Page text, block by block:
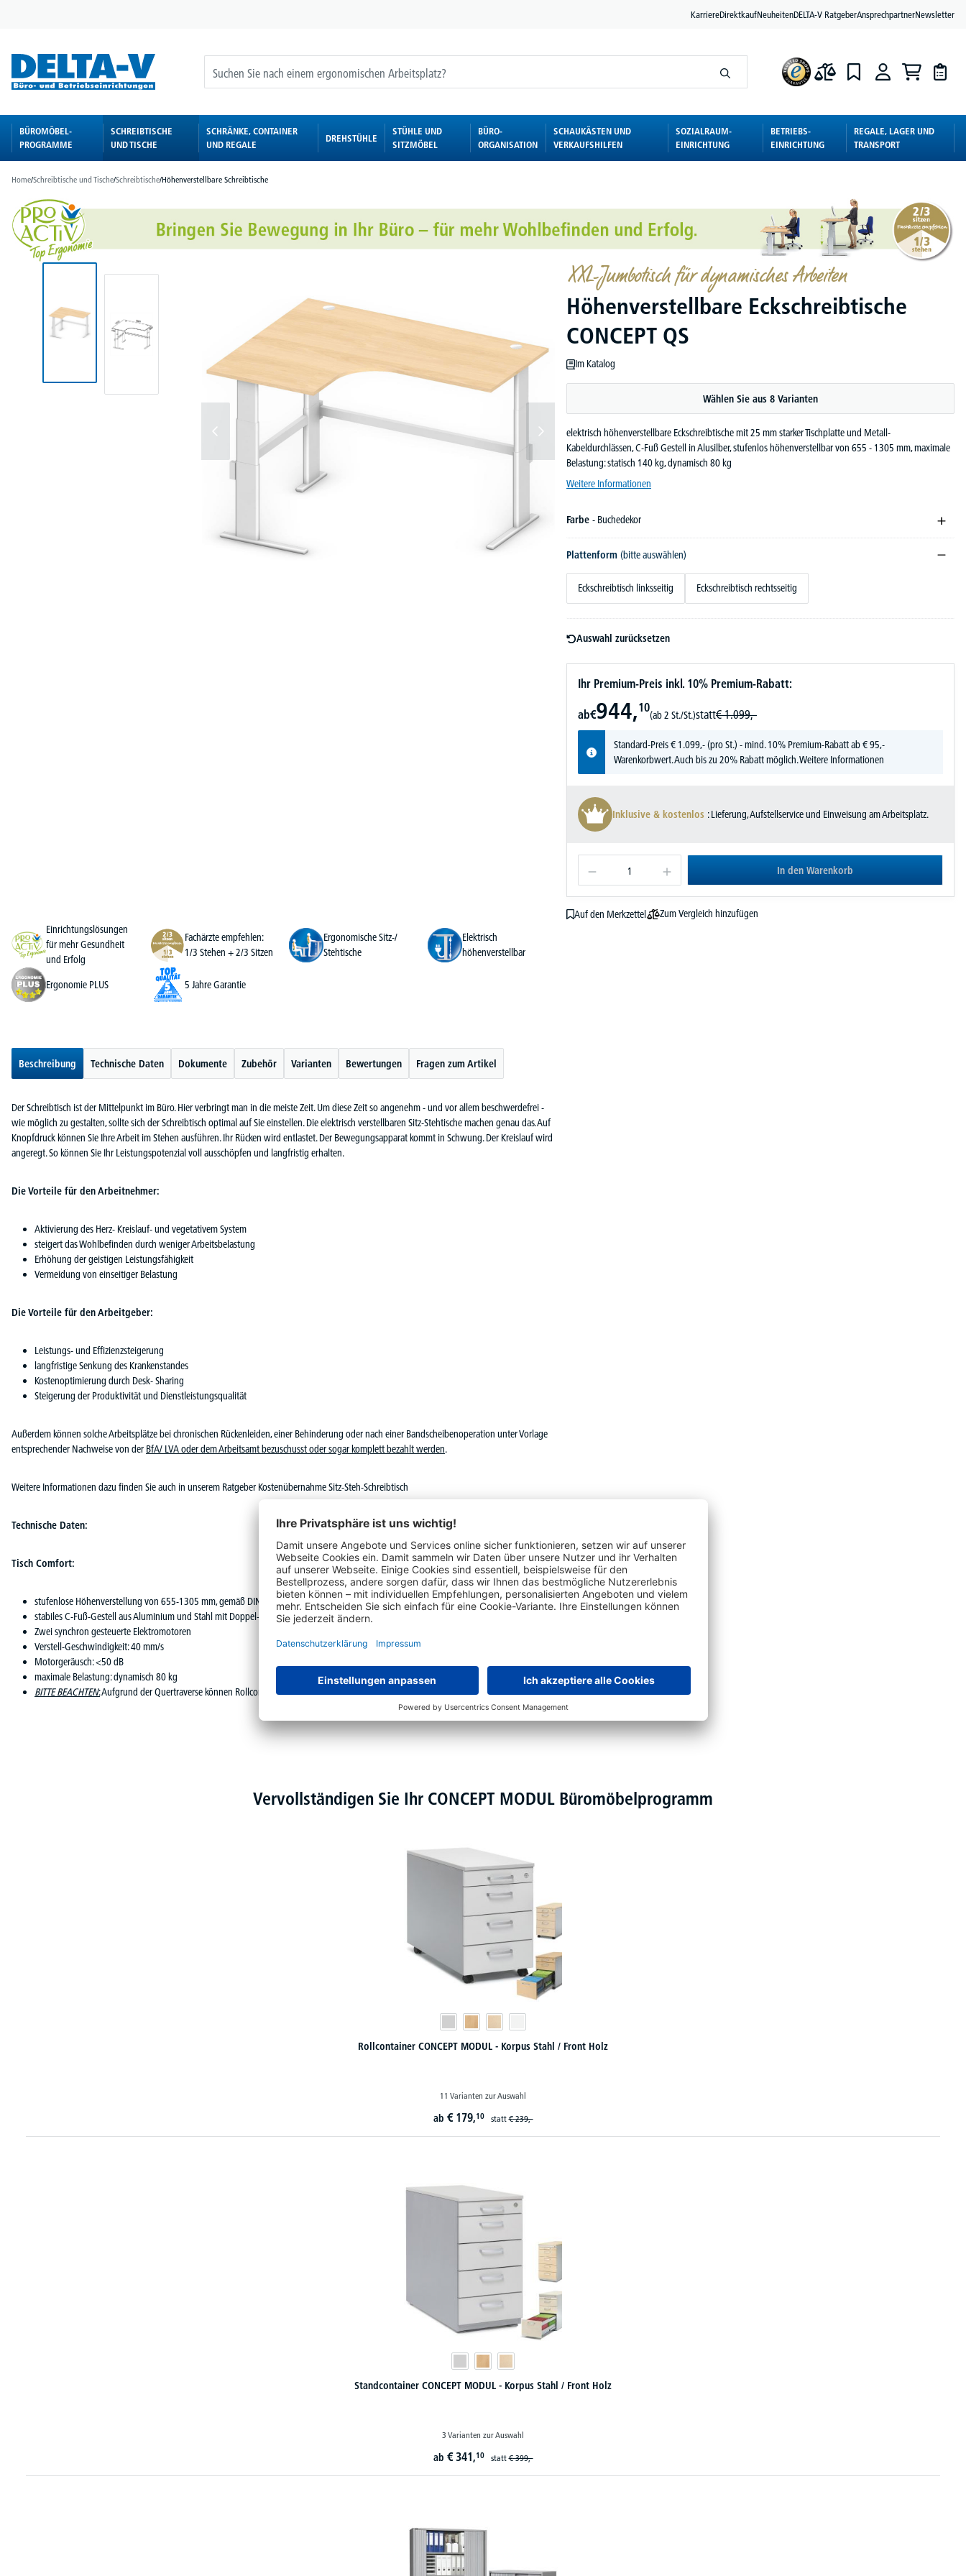
KarriereDirektkaufNeuheitenDELTA-V RatgeberAnsprechpartnerNewsletter
BÜROMÖBEL-
PROGRAMME
SCHREIBTISCHE
UND TISCHE
SCHRÄNKE, CONTAINER
UND REGALE
DREHSTÜHLE
STÜHLE UND
SITZMÖBEL
BÜRO-
ORGANISATION
SCHAUKÄSTEN UND
VERKAUFSHILFEN
SOZIALRAUM-
EINRICHTUNG
BETRIEBS-
EINRICHTUNG
REGALE, LAGER UND
TRANSPORT
Home/Schreibtische und Tische/Schreibtische/Höhenverstellbare Schreibtische
XXL-Jumbotisch für dynamisches Arbeiten
Höhenverstellbare Eckschreibtische
CONCEPT QS
Im Katalog
Wählen Sie aus 8 Varianten
elektrisch höhenverstellbare Eckschreibtische mit 25 mm starker Tischplatte und Metall-
Kabeldurchlässen, C-Fuß Gestell in Alusilber, stufenlos höhenverstellbar von 655 - 1305 mm, maximale
Belastung: statisch 140 kg, dynamisch 80 kg
Weitere Informationen
Farbe - Buchedekor
Plattenform (bitte auswählen)
Eckschreibtisch linksseitig Eckschreibtisch rechtsseitig
Auswahl zurücksetzen
Ihr Premium-Preis inkl. 10% Premium-Rabatt:
ab€944,10
(ab 2 St./St.)statt€ 1.099,-
Standard-Preis€ 1.099,-(pro St.) - mind. 10% Premium-Rabatt ab € 95,-
Warenkorbwert. Auch bis zu 20% Rabatt möglich.Weitere Informationen
Inklusive & kostenlos : Lieferung, Aufstellservice und Einweisung am Arbeitsplatz.
In den Warenkorb
Auf den Merkzettel
Zum Vergleich hinzufügen
Einrichtungslösungen
für mehr Gesundheit
und Erfolg
Fachärzte empfehlen:
1/3 Stehen + 2/3 Sitzen
Ergonomische Sitz-/
Stehtische
Elektrisch
höhenverstellbar
Ergonomie PLUS 5 Jahre Garantie
Beschreibung Technische Daten Dokumente Zubehör Varianten Bewertungen Fragen zum Artikel
Der Schreibtisch ist der Mittelpunkt im Büro. Hier verbringt man in die meiste Zeit. Um diese Zeit so angenehm - und vor allem beschwerdefrei -
wie möglich zu gestalten, sollte sich der Schreibtisch optimal auf Sie einstellen. Die elektrisch verstellbaren Sitz-Stehtische machen genau das. Auf
Knopfdruck können Sie Ihre Arbeit im Stehen ausführen. Ihr Rücken wird entlastet. Der Bewegungsapparat kommt in Schwung. Der Kreislauf wird
angeregt. So können Sie Ihr Leistungspotenzial voll ausschöpfen und langfristig erhalten.
Die Vorteile für den Arbeitnehmer:
Aktivierung des Herz- Kreislauf- und vegetativem System
steigert das Wohlbefinden durch weniger Arbeitsbelastung
Erhöhung der geistigen Leistungsfähigkeit
Vermeidung von einseitiger Belastung
Die Vorteile für den Arbeitgeber:
Leistungs- und Effizienzsteigerung
langfristige Senkung des Krankenstandes
Kostenoptimierung durch Desk- Sharing
Steigerung der Produktivität und Dienstleistungsqualität
Außerdem können solche Arbeitsplätze bei chronischen Rückenleiden, einer Behinderung oder nach einer Bandscheibenoperation unter Vorlage
entsprechender Nachweise von der BfA/ LVA oder dem Arbeitsamt bezuschusst oder sogar komplett bezahlt werden.
Weitere Informationen dazu finden Sie auch in unserem Ratgeber Kostenübernahme Sitz-Steh-Schreibtisch
Technische Daten:
Tisch Comfort:
stufenlose Höhenverstellung von 655-1305 mm, gemäß DIN EN 527-1 Typ D
stabiles C-Fuß-Gestell aus Aluminium und Stahl mit Doppel-Teleskop-Säule
Zwei synchron gesteuerte Elektromotoren
Verstell-Geschwindigkeit: 40 mm/s
Motorgeräusch: <50 dB
maximale Belastung: dynamisch 80 kg
BITTE BEACHTEN:Aufgrund der Quertraverse können Rollcontainer mit Tiefe 800 mm nur neben dem Tisch platziert werden
Vervollständigen Sie Ihr CONCEPT MODUL Büromöbelprogramm
Rollcontainer CONCEPT MODUL - Korpus Stahl / Front Holz
11 Varianten zur Auswahl
ab € 179,10 statt€ 239,-
Standcontainer CONCEPT MODUL - Korpus Stahl / Front Holz
3 Varianten zur Auswahl
ab € 341,10 statt€ 399,-